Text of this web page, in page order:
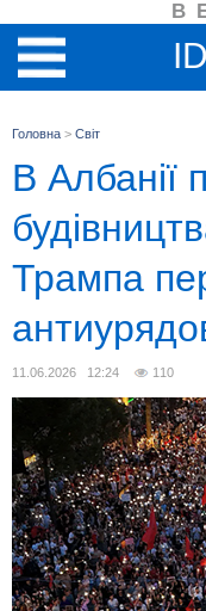
Головна > Світ
В Албанії
Трампа
11.06.2026 12:24 110